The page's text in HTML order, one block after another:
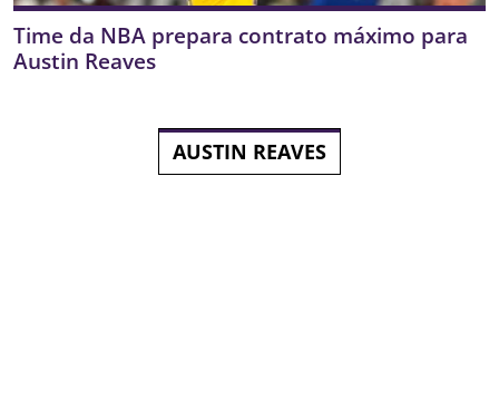
Time da NBA prepara contrato máximo para
Austin Reaves
AUSTIN REAVES